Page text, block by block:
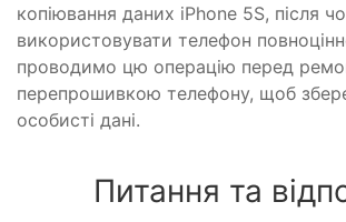
копіювання даних iPhone 5S, після
використовувати телефон
проводимо цю операцію перед
перепрошивкою телефону, щоб
особисті дані.
Питання та